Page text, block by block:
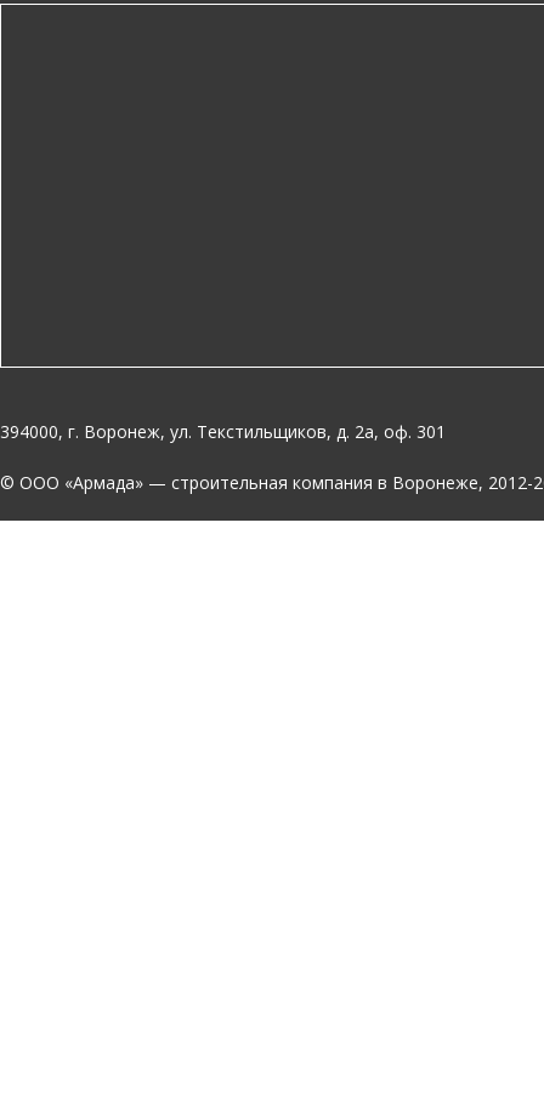
394000, г. Воронеж, ул. Текстильщиков, д. 2а, оф. 301
© OOO «Армада» — строительная компания в Воронеже, 2012-